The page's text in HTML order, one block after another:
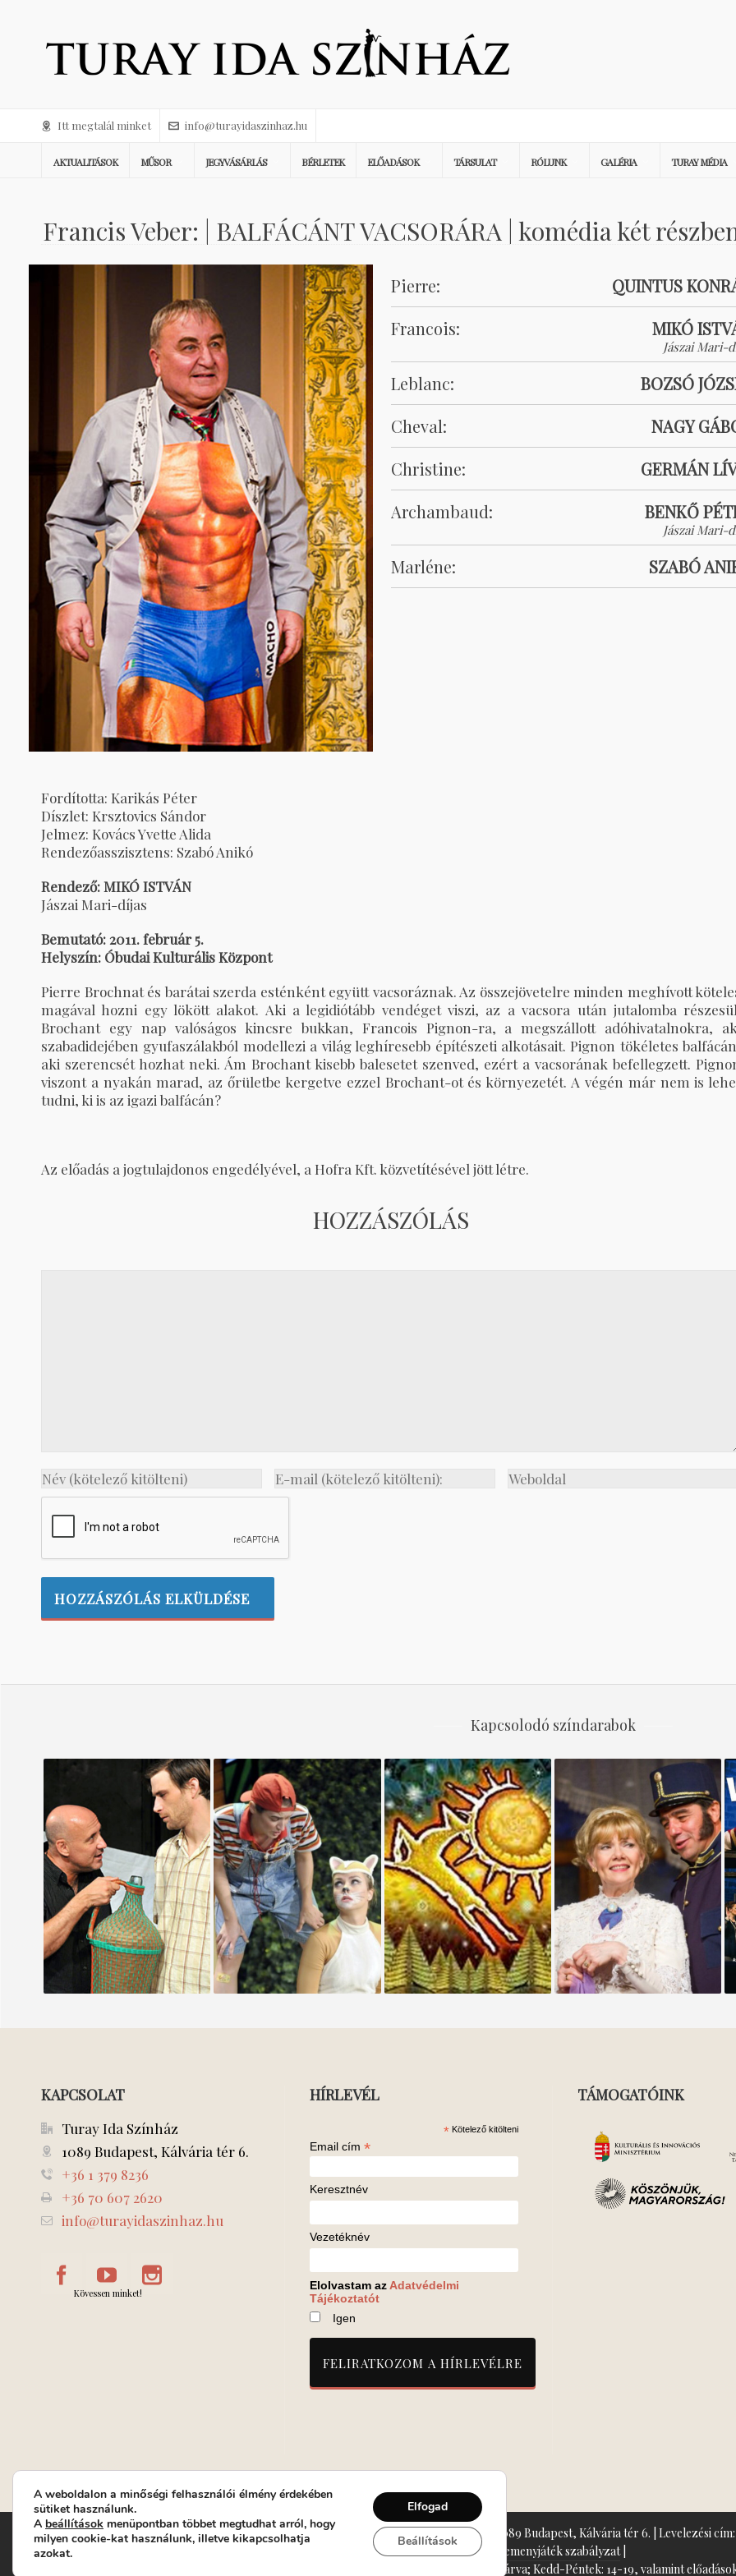
Itt megtalál minket info@turayidaszinhaz.hu
AKTUALITÁSOK MŰSOR JEGYVÁSÁRLÁS BÉRLETEK ELŐADÁSOK TÁRSULAT RÓLUNK GALÉRIA TURAY MÉDIA
Francis Veber: | BALFÁCÁNT VACSORÁRA | komédia két
Pierre:
QUINTUS
Francois:
MIKÓ
Jászai Mari-
Leblanc:
BOZSÓ
Cheval:
NAGY
Christine:
GERMÁN
Archambaud:
BENKŐ
Jászai Mari-
Marléne: SZABÓ
Fordította: Karikás Péter
Díszlet: Krsztovics Sándor
Jelmez: Kovács Yvette Alida
Rendezőasszisztens: Szabó Anikó
Rendező: MIKÓ ISTVÁN
Jászai Mari-díjas
Bemutató: 2011. február 5.
Helyszín: Óbudai Kulturális Központ
Pierre Brochnat és barátai szerda esténként együtt vacsoráznak. Az összejövetelre minden meghívott
magával hozni egy lökött alakot. Aki a legidiótább vendéget viszi, az a vacsora után jutalomba
Brochant egy nap valóságos kincsre bukkan, Francois Pignon-ra, a megszállott adóhivatalnokra,
szabadidejében gyufaszálakból modellezi a világ leghíresebb építészeti alkotásait. Pignon tökéletes
aki szerencsét hozhat neki. Ám Brochant kisebb balesetet szenved, ezért a vacsorának befellegzett.
viszont a nyakán marad, az őrületbe kergetve ezzel Brochant-ot és környezetét. A végén már nem is
tudni, ki is az igazi balfácán?
Az előadás a jogtulajdonos engedélyével, a Hofra Kft. közvetítésével jött létre.
HOZZÁSZÓLÁS
Kapcsolodó színdarabok
A fiú a tükörből PÉTER ÉS A FARKAS
MAGYAROK A KÁRPÁT-
MEDENCÉBEN
A DOKTOR ÚR
KAPCSOLAT
Turay Ida Színház
1089 Budapest, Kálvária tér 6.
+36 1 379 8236
+36 70 607 2620
info@turayidaszinhaz.hu
Kövessen minket!
HÍRLEVÉL
* Kötelező kitölteni
Email cím *
Keresztnév
Vezetéknév
Elolvastam az Adatvédelmi
Tájékoztatót
Igen
TÁMOGATÓINK
Turay Ida Színház Közhasznú Nonprofit Kft. | Működési helyszín: Turay Ida Színház 1089 Budapest, Kálvária tér 6. | Levelezési
Nyeremenyjáték szabályzat|
( Hétfő: zárva; Kedd-Péntek: 14-19, valamint
A weboldalon a minőségi felhasználói élmény érdekében
sütiket használunk.
A beállítások menüpontban többet megtudhat arról, hogy
milyen cookie-kat használunk, illetve kikapcsolhatja
azokat.
Elfogad
Beállítások